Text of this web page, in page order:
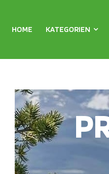
HOME KATEGORIEN